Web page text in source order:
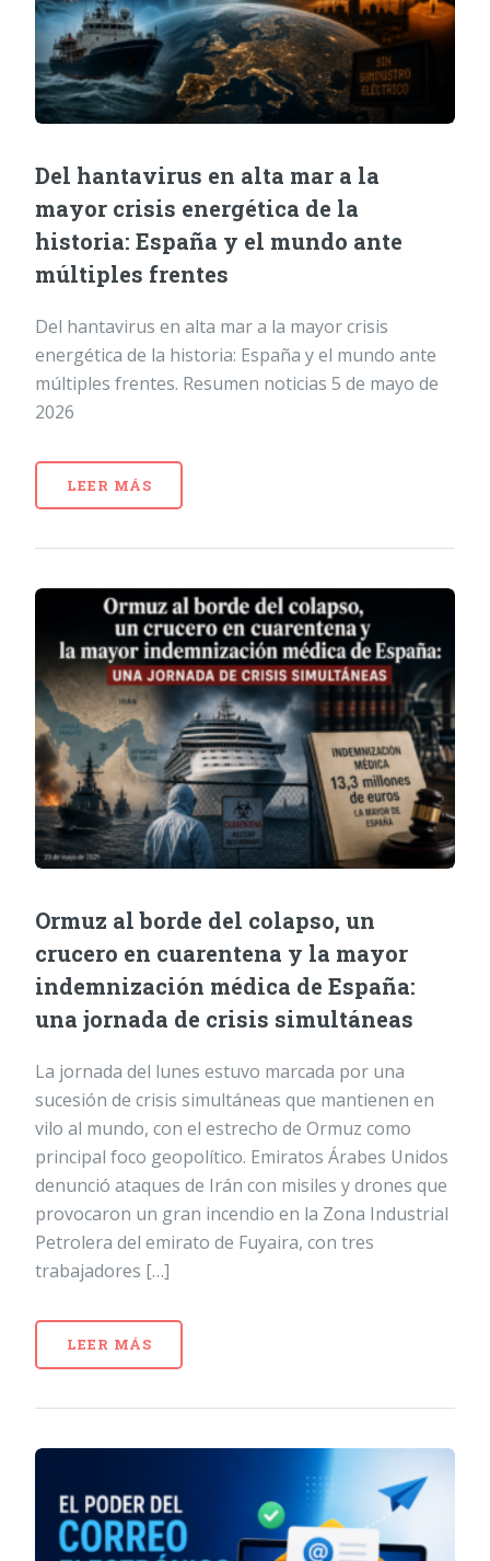
Del hantavirus en alta mar a la
mayor crisis energética de la
historia: España y el mundo ante
múltiples frentes
Del hantavirus en alta mar a la mayor crisis
energética de la historia: España y el mundo ante
múltiples frentes. Resumen noticias 5 de mayo de
2026
LEER MÁS
Ormuz al borde del colapso, un
crucero en cuarentena y la mayor
indemnización médica de España:
una jornada de crisis simultáneas
La jornada del lunes estuvo marcada por una
sucesión de crisis simultáneas que mantienen en
vilo al mundo, con el estrecho de Ormuz como
principal foco geopolítico. Emiratos Árabes Unidos
denunció ataques de Irán con misiles y drones que
provocaron un gran incendio en la Zona Industrial
Petrolera del emirato de Fuyaira, con tres
trabajadores […]
LEER MÁS